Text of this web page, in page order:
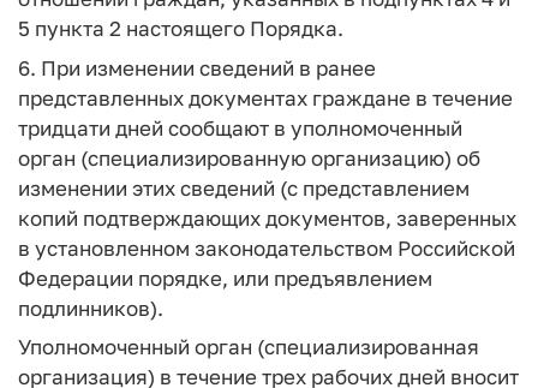
5 пункта 2 настоящего Порядка.
6. При изменении сведений в ранее
представленных документах граждане в течение
тридцати дней сообщают в уполномоченный
орган (специализированную организацию) об
изменении этих сведений (с представлением
копий подтверждающих документов, заверенных
в установленном законодательством Российской
Федерации порядке, или предъявлением
подлинников).
Уполномоченный орган (специализированная
организация) в течение трех рабочих дней вносит